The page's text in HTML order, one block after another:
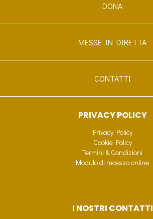
DONA
MESSE IN DIRETTA
CONTATTI
PRIVACY POLICY
Privacy Policy
Cookie Policy
Termini & Condizioni
Modulo di recesso online
I NOSTRI CONTATTI